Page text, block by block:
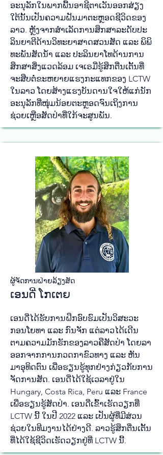
ອະ​ນຸ​ລັກ​ໃນ​ພາກ​ພື້ນ​ອາ​ຊີ​ຕາ​ເວັນ​ອອກ​ສ່ຽງ​
ໃຕ້​ນັ້ນ​ເປັນ​ຄວາມ​ຝັນ​ມາ​ຕະ​ຫຼອດ​ຊີ​ວິດ​ຂອງ​
ລາວ. ຫຼັງ​ຈາກ​ສຳ​ເລັດ​ການ​ສຶກ​ສາ​ລະ​ດັບ​ປະ​
ລິນ​ຍາ​ຕີ​ດ້ານ​ວິ​ທະ​ຍາ​ສາດ​ສວນ​ສັດ ແລະ ພິ​ພິ​
ທະ​ພັນ​ສັດ​ນ້ຳ ແລະ ປະ​ລິນ​ຍາ​ໂທ​ດ້ານ​ການ​
ສຶກ​ສາ​ສິ່ງ​ແວດ​ລ້ອມ ເຈ​ເຣ​ມີ່​ຮູ້​ສຶກ​ຕື່ນ​ເຕັ້ນ​ທີ່​
ຈະ​ສືບ​ຕໍ່​ຂະຫຍາຍ​ແຮງ​ກະ​ແທກ​ຂອງ LCTW
ໃນ​ລາວ ໂດຍ​ສ້າງ​ແຮງ​ບັນ​ດານ​ໃຈ​ໃຫ້​ແກ່​ນັກ​
ອະ​ນຸ​ລັກ​ທີ່​ໜຸ່ມ​ນ້ອຍ​ຕະ​ຫຼອດ​ຈົນ​ເຖິງ​ການ​
ຊ່ວຍ​ເຫຼືອ​ສັດ​ປ່າ​ທີ່​ໃກ້​ຈະ​ສູນ​ພັນ.
ຜູ້​ຈັດ​ການ​ຝ່າຍ​ລ້ຽງ​ສັດ
ເອນ​ດີ່ ໂກ​ເຕຍ​
ເອນ​ດີ່​ໄດ້​ຮັບ​ການ​ຝຶກ​ອົບ​ຮົມ​ເປັນ​ວິ​ສະ​ວະ​
ກອນ​ໂຍ​ທາ ແລະ ກົນ​ຈັກ ແຕ່​ລາວ​ໄດ້​ເດີນ​
ຕາມ​ຄວາມ​ມັກ​ຮັກ​ຂອງ​ລາວ​ຄື​ສັດ​ປ່າ ໂດຍ​ລາ​
ອອກ​ຈາກ​ການກວດ​ກາ​ຂົວ​ທາງ ແລະ ​ຫັນ​
ມາອຸ​ທິດ​ຕົນ​ ເພື່ອ​​ຮຽນ​ຮູ້​ທຸກ​ຢ່າງກ່ຽວ​ກັບ​ການ​
ຈັດ​ການ​ສັດ​. ເອນ​ດີ່​ໄດ້​ໃຊ້​ເວ​ລາ​ຢູ່​ໃນ
Hungary, Costa Rica, Peru ແລະ France
ເພື່ອ​ຮຽນ​ຮູ້​ສັດ​ປ່າ. ເອນ​ດີ່​ເຂົ້າ​ເຮັດ​ວຽກ​ທີ່
LCTW ນີ້ ໃນ​ປີ 2022 ແລະ ​ເປັນ​ຜູ້​ທີ່​ມີ​ສ່ວນ​
ຊ່ວຍ​ໃນ​ທີມ​ງານໄດ້​ຢ່າງ​ດີ. ລາວ​ຮູ້​ສຶກ​ຕື່ນ​ເຕັ້ນ​
ທີ່​ໄດ້​ໃຊ້​ຊີ​ວິດ​ເຮັດ​ວຽກ​ຢູ່​ທີ່ LCTW ນີ້.